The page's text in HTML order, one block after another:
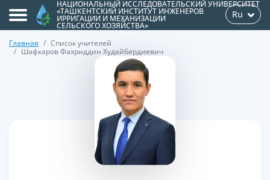
НАЦИОНАЛЬНЫЙ ИССЛЕДОВАТЕЛЬСКИЙ УНИВЕРСИТЕТ
«ТАШКЕНТСКИЙ ИНСТИТУТ ИНЖЕНЕРОВ
ИРРИГАЦИИ И МЕХАНИЗАЦИИ
СЕЛЬСКОГО ХОЗЯЙСТВА»
Ru
Главная
Список учителей
Шафкаров Фахриддин Худайбердиевич